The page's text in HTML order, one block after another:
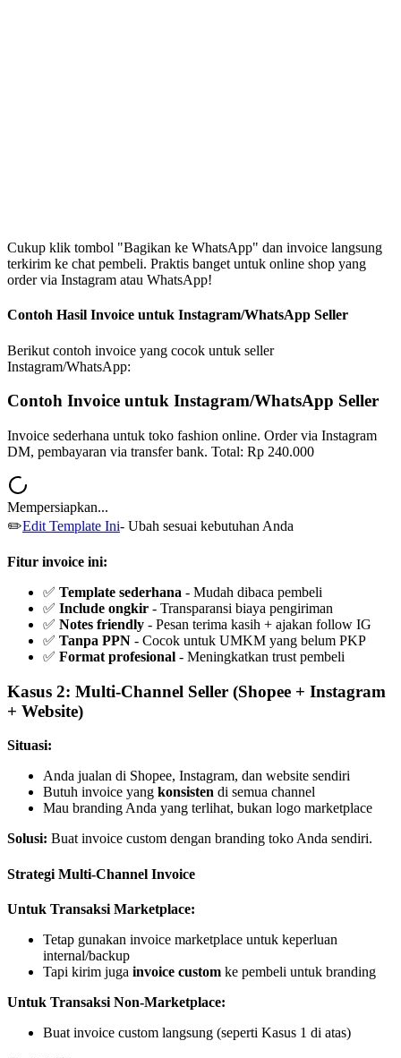
Cukup klik tombol "Bagikan ke WhatsApp" dan invoice langsung
terkirim ke chat pembeli. Praktis banget untuk online shop yang
order via Instagram atau WhatsApp!
Contoh Hasil Invoice untuk Instagram/WhatsApp Seller
Berikut contoh invoice yang cocok untuk seller
Instagram/WhatsApp:
Contoh Invoice untuk Instagram/WhatsApp Seller
Invoice sederhana untuk toko fashion online. Order via Instagram
DM, pembayaran via transfer bank. Total: Rp 240.000
Mempersiapkan...
✏️Edit Template Ini- Ubah sesuai kebutuhan Anda
Fitur invoice ini:
✅ Template sederhana - Mudah dibaca pembeli
✅ Include ongkir - Transparansi biaya pengiriman
✅ Notes friendly - Pesan terima kasih + ajakan follow IG
✅ Tanpa PPN - Cocok untuk UMKM yang belum PKP
✅ Format profesional - Meningkatkan trust pembeli
Kasus 2: Multi-Channel Seller (Shopee + Instagram
+ Website)
Situasi:
Anda jualan di Shopee, Instagram, dan website sendiri
Butuh invoice yang konsisten di semua channel
Mau branding Anda yang terlihat, bukan logo marketplace
Solusi: Buat invoice custom dengan branding toko Anda sendiri.
Strategi Multi-Channel Invoice
Untuk Transaksi Marketplace:
Tetap gunakan invoice marketplace untuk keperluan
internal/backup
Tapi kirim juga invoice custom ke pembeli untuk branding
Untuk Transaksi Non-Marketplace:
Buat invoice custom langsung (seperti Kasus 1 di atas)